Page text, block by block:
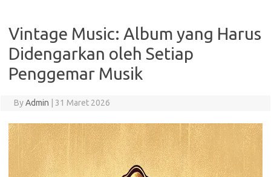
Vintage Music: Album yang Harus
Didengarkan oleh Setiap
Penggemar Musik
ByAdmin 31 Maret 2026